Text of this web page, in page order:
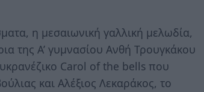
η μεσαιωνική γαλλική μελωδία,
της Α’ γυμνασίου Ανθή Τρουγκάκου
Carol of the bells που
και Αλέξιος Λεκαράκος, το